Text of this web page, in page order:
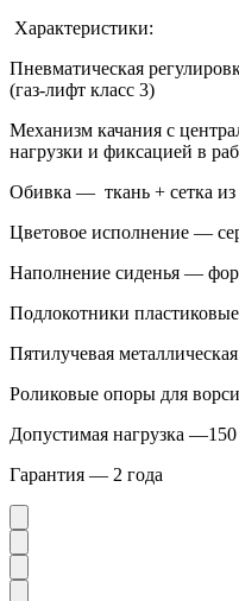
Характеристики:
Пневматическая
(газ-лифт класс 3)
Механизм качания с
нагрузки и фиксацией в
Обивка — ткань + сетка из
Цветовое исполнение —
Наполнение сиденья —
Подлокотники
Пятилучевая
Роликовые опоры для
Допустимая нагрузка —150
Гарантия — 2 года